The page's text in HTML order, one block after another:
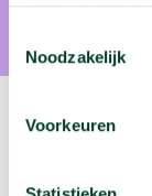
Noodzakelijk
Voorkeuren
met zijn